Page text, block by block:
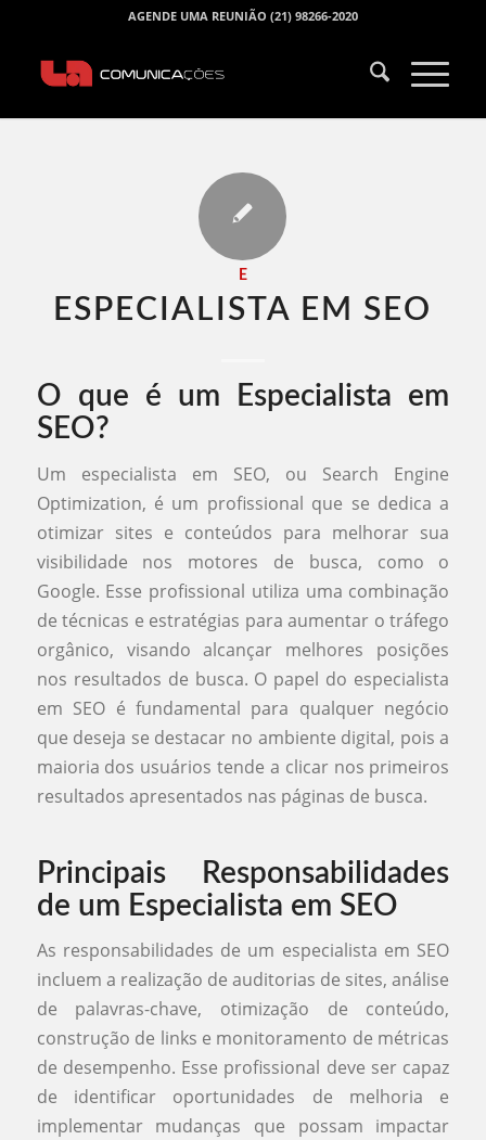
AGENDE UMA REUNIÃO (21) 98266-2020
E
ESPECIALISTA EM SEO​
O que é um Especialista em
SEO?
Um especialista em SEO, ou Search Engine
Optimization, é um profissional que se dedica a
otimizar sites e conteúdos para melhorar sua
visibilidade nos motores de busca, como o
Google. Esse profissional utiliza uma combinação
de técnicas e estratégias para aumentar o tráfego
orgânico, visando alcançar melhores posições
nos resultados de busca. O papel do especialista
em SEO é fundamental para qualquer negócio
que deseja se destacar no ambiente digital, pois a
maioria dos usuários tende a clicar nos primeiros
resultados apresentados nas páginas de busca.
Principais Responsabilidades
de um Especialista em SEO
As responsabilidades de um especialista em SEO
incluem a realização de auditorias de sites, análise
de palavras-chave, otimização de conteúdo,
construção de links e monitoramento de métricas
de desempenho. Esse profissional deve ser capaz
de identificar oportunidades de melhoria e
implementar mudanças que possam impactar